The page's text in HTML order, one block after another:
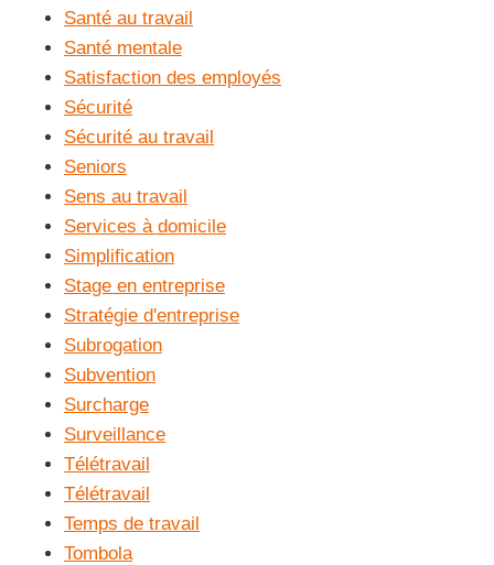
Santé au travail
Santé mentale
Satisfaction des employés
Sécurité
Sécurité au travail
Seniors
Sens au travail
Services à domicile
Simplification
Stage en entreprise
Stratégie d'entreprise
Subrogation
Subvention
Surcharge
Surveillance
Télétravail
Télétravail
Temps de travail
Tombola